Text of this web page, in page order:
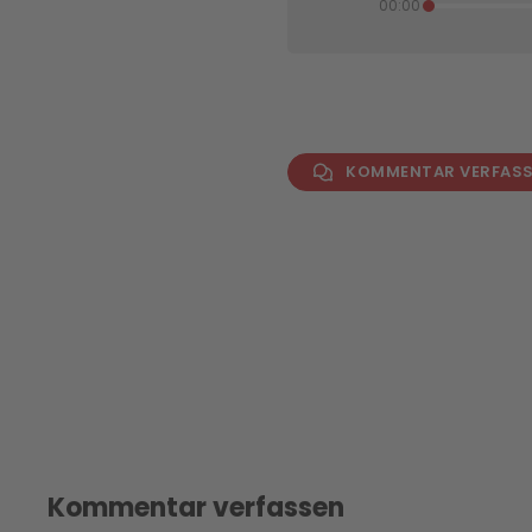
00:00
KOMMENTAR
Kommentar verfassen